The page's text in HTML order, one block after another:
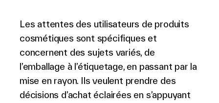
Les attentes des utilisateurs de produits
cosmétiques sont spécifiques et
concernent des sujets variés, de
l’emballage à l’étiquetage, en passant par la
mise en rayon. Ils veulent prendre des
décisions d’achat éclairées en s’appuyant